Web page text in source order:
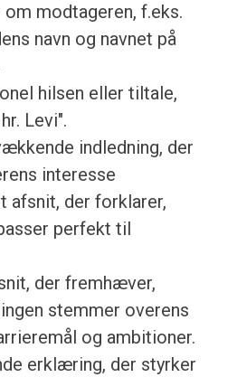
om modtageren, f.eks.
navn og navnet på
hilsen eller tiltale,
Levi".
indledning, der
interesse
afsnit, der forklarer,
perfekt til
der fremhæver,
stemmer overens
og ambitioner.
erklæring, der styrker